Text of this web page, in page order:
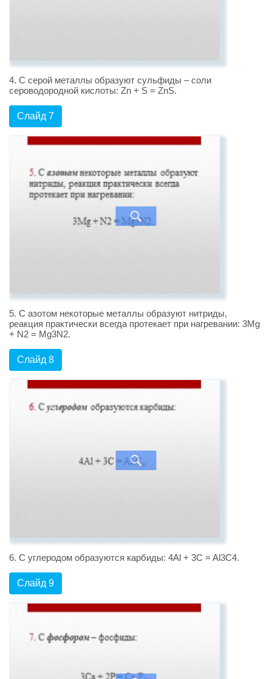
4. С серой металлы образуют сульфиды – соли
сероводородной кислоты: Zn + S = ZnS.
Слайд 7
5. С азотом некоторые металлы образуют нитриды,
реакция практически всегда протекает при нагревании: 3Mg
+ N2 = Mg3N2.
Слайд 8
6. С углеродом образуются карбиды: 4Al + 3C = Al3C4.
Слайд 9